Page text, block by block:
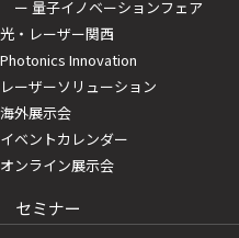
ー 量子イノベーションフェア
光・レーザー関西
Photonics Innovation
レーザーソリューション
海外展示会
イベントカレンダー
オンライン展示会
セミナー